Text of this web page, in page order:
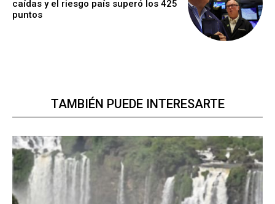
caídas y el riesgo país superó los 425
puntos
TAMBIÉN PUEDE INTERESARTE